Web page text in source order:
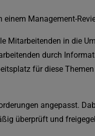
Management-
Mitarbeitenden in die
durch
für diese
angepasst.
überprüft und